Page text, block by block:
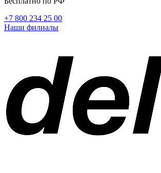
+7 800 234 25 00
Наши филиалы